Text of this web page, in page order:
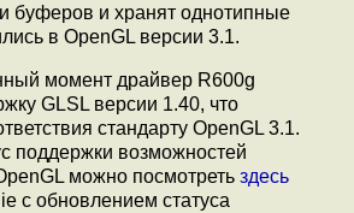
буферов и хранят однотипные
в OpenGL версии 3.1.
момент драйвер R600g
GLSL версии 1.40, что
стандарту OpenGL 3.1.
поддержки возможностей
можно посмотреть здесь
с обновлением статуса